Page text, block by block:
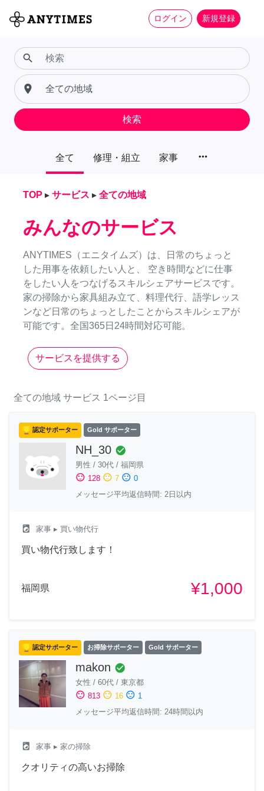
ログイン 新規登録
全て 修理・組立 家事 more_horiz
search
place
検索
TOP ▸ サービス ▸ 全ての地域
みんなのサービス
ANYTIMES（エニタイムズ）は、日常のちょっと
した用事を依頼したい人と、 空き時間などに仕事
をしたい人をつなげるスキルシェアサービスです。
家の掃除から家具組み立て、料理代行、語学レッス
ンなど日常のちょっとしたことからスキルシェアが
可能です。全国365日24時間対応可能。
サービスを提供する
全ての地域 サービス 1ページ目
認定サポーター Gold サポーター
NH_30 check_circle
男性 / 30代 / 福岡県
sentiment_satisfied 128 sentiment_neutral 7 sentiment_dissatisfied 0
メッセージ平均返信時間: 2日以内
local_laundry_service 家事 ▸ 買い物代行
買い物代行致します！
福岡県 ¥1,000
認定サポーター お掃除サポーター Gold サポーター
makon check_circle
女性 / 60代 / 東京都
sentiment_satisfied 813 sentiment_neutral 16 sentiment_dissatisfied 1
メッセージ平均返信時間: 24時間以内
local_laundry_service 家事 ▸ 家の掃除
クオリティの高いお掃除